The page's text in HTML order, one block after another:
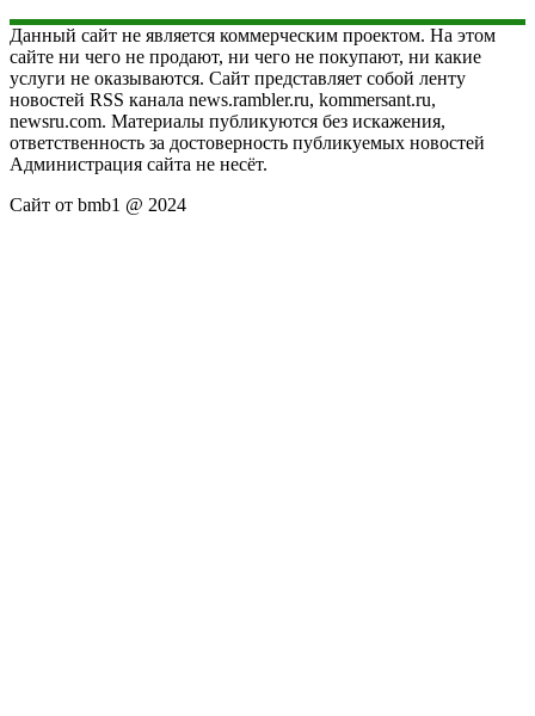
Данный сайт не является коммерческим проектом. На этом
сайте ни чего не продают, ни чего не покупают, ни какие
услуги не оказываются. Сайт представляет собой ленту
новостей RSS канала news.rambler.ru, kommersant.ru,
newsru.com. Материалы публикуются без искажения,
ответственность за достоверность публикуемых новостей
Администрация сайта не несёт.
Сайт от bmb1 @ 2024